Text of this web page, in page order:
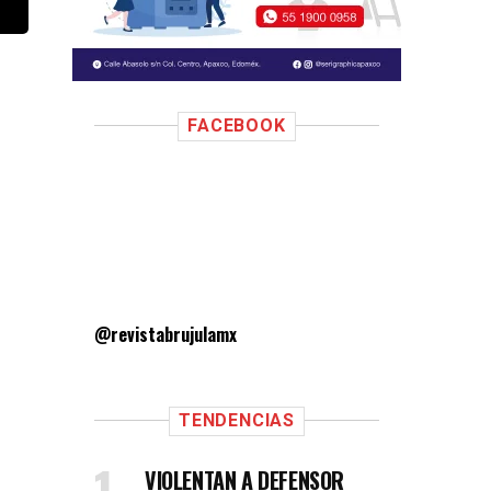
FACEBOOK
@revistabrujulamx
TENDENCIAS
VIOLENTAN A DEFENSOR